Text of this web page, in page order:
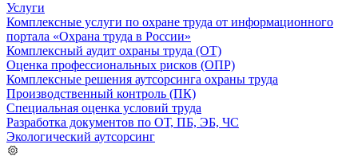
Услуги
Комплексные услуги по охране труда от информационного
портала «Охрана труда в России»
Комплексный аудит охраны труда (ОТ)
Оценка профессиональных рисков (ОПР)
Комплексные решения аутсорсинга охраны труда
Производственный контроль (ПК)
Специальная оценка условий труда
Разработка документов по ОТ, ПБ, ЭБ, ЧС
Экологический аутсорсинг